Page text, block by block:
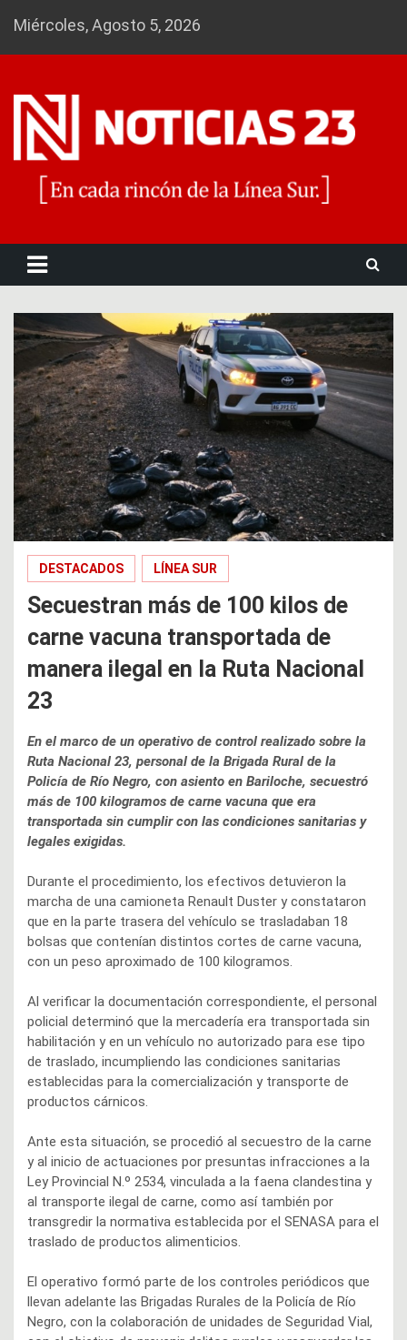
Miércoles, Agosto 5, 2026
DESTACADOS LÍNEA SUR
Secuestran más de 100 kilos de
carne vacuna transportada de
manera ilegal en la Ruta Nacional
23
En el marco de un operativo de control realizado sobre la
Ruta Nacional 23, personal de la Brigada Rural de la
Policía de Río Negro, con asiento en Bariloche, secuestró
más de 100 kilogramos de carne vacuna que era
transportada sin cumplir con las condiciones sanitarias y
legales exigidas.
Durante el procedimiento, los efectivos detuvieron la
marcha de una camioneta Renault Duster y constataron
que en la parte trasera del vehículo se trasladaban 18
bolsas que contenían distintos cortes de carne vacuna,
con un peso aproximado de 100 kilogramos.
Al verificar la documentación correspondiente, el personal
policial determinó que la mercadería era transportada sin
habilitación y en un vehículo no autorizado para ese tipo
de traslado, incumpliendo las condiciones sanitarias
establecidas para la comercialización y transporte de
productos cárnicos.
Ante esta situación, se procedió al secuestro de la carne
y al inicio de actuaciones por presuntas infracciones a la
Ley Provincial N.º 2534, vinculada a la faena clandestina y
al transporte ilegal de carne, como así también por
transgredir la normativa establecida por el SENASA para el
traslado de productos alimenticios.
El operativo formó parte de los controles periódicos que
llevan adelante las Brigadas Rurales de la Policía de Río
Negro, con la colaboración de unidades de Seguridad Vial,